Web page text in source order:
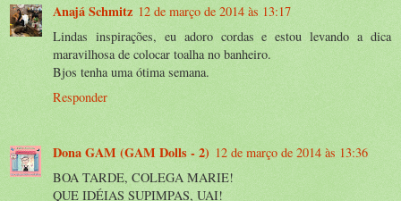
Anajá Schmitz 12 de março de 2014 às 13:17
Lindas inspirações, eu adoro cordas e estou levando a dica
maravilhosa de colocar toalha no banheiro.
Bjos tenha uma ótima semana.
Responder
Dona GAM (GAM Dolls - 2) 12 de março de 2014 às 13:36
BOA TARDE, COLEGA MARIE!
QUE IDÉIAS SUPIMPAS, UAI!